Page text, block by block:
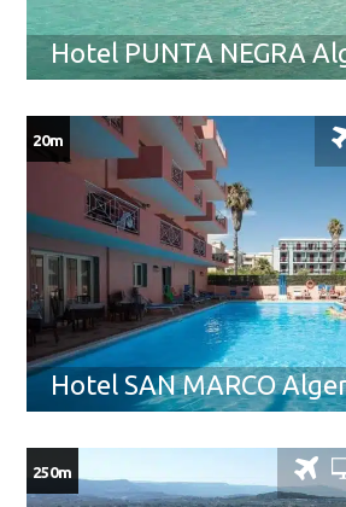
Hotel PUNTA NEGRA
Hotel SAN MARCO
20m
250m